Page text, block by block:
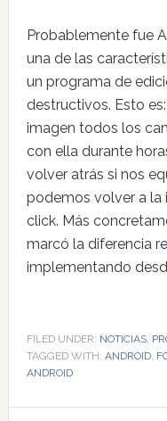
Probablemente fue
una de las
un programa de
destructivos. Esto
imagen todos los
con ella durante
volver atrás si nos
podemos volver a la
click. Más
marcó la diferencia
implementando
FILED UNDER: NOTICIAS,
TAGGED WITH: ANDROID,
ANDROID